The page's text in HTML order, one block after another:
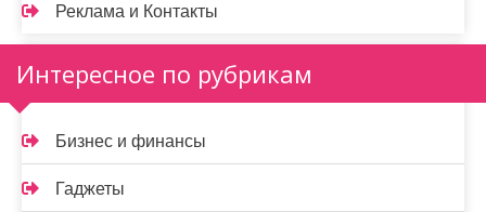
Реклама и Контакты
Интересное по рубрикам
Бизнес и финансы
Гаджеты